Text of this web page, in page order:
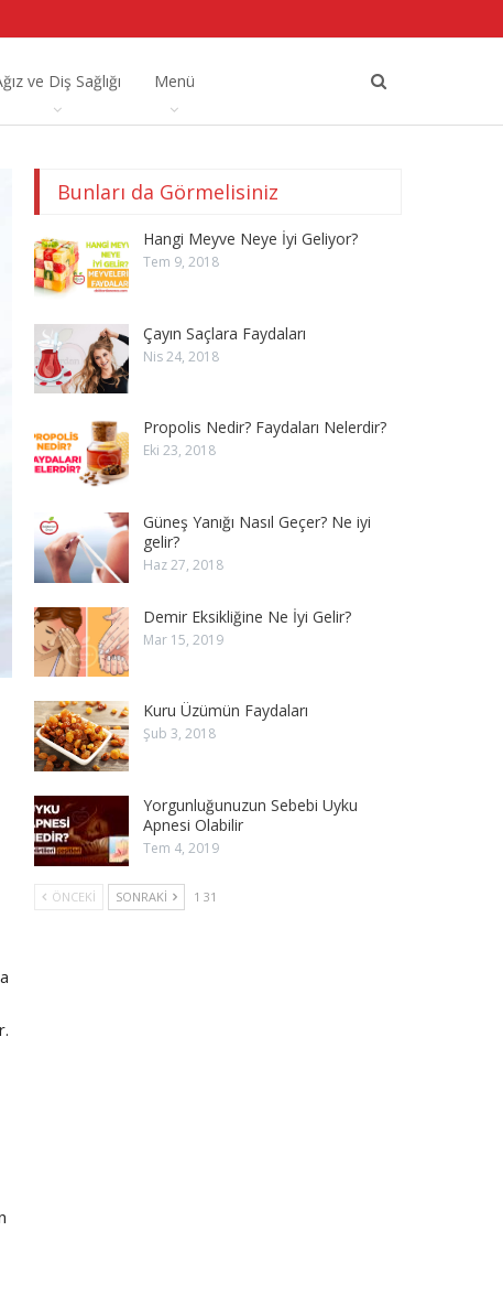
ve Diş Sağlığı Menü
Bunları da Görmelisiniz
Hangi Meyve Neye İyi Geliyor?
Tem 9, 2018
Çayın Saçlara Faydaları
Nis 24, 2018
Propolis Nedir? Faydaları Nelerdir?
Eki 23, 2018
Güneş Yanığı Nasıl Geçer? Ne iyi
gelir?
Haz 27, 2018
Demir Eksikliğine Ne İyi Gelir?
Mar 15, 2019
Kuru Üzümün Faydaları
Şub 3, 2018
Yorgunluğunuzun Sebebi Uyku
Apnesi Olabilir
Tem 4, 2019
ÖNCEKI SONRAKI 1 31